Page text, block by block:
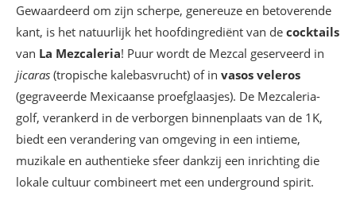
Gewaardeerd om zijn scherpe, genereuze en betoverende
kant, is het natuurlijk het hoofdingrediënt van de cocktails
van La Mezcaleria! Puur wordt de Mezcal geserveerd in
jicaras (tropische kalebasvrucht) of in vasos veleros
(gegraveerde Mexicaanse proefglaasjes). De Mezcaleria-
golf, verankerd in de verborgen binnenplaats van de 1K,
biedt een verandering van omgeving in een intieme,
muzikale en authentieke sfeer dankzij een inrichting die
lokale cultuur combineert met een underground spirit.